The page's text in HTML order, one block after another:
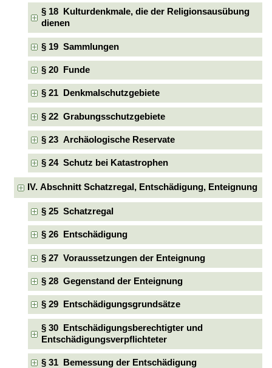
§ 18 Kulturdenkmale, die der Religionsausübung
dienen
§ 19 Sammlungen
§ 20 Funde
§ 21 Denkmalschutzgebiete
§ 22 Grabungsschutzgebiete
§ 23 Archäologische Reservate
§ 24 Schutz bei Katastrophen
IV. Abschnitt Schatzregal, Entschädigung, Enteignung
§ 25 Schatzregal
§ 26 Entschädigung
§ 27 Voraussetzungen der Enteignung
§ 28 Gegenstand der Enteignung
§ 29 Entschädigungsgrundsätze
§ 30 Entschädigungsberechtigter und
Entschädigungsverpflichteter
§ 31 Bemessung der Entschädigung